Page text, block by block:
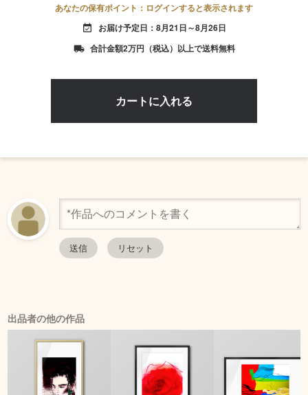
あなたの保有ポイント：ログインすると表示されます
event_available お届け予定日：8月21日～8月26日
local_shipping 合計金額2万円（税込）以上で送料無料
出品者の他の作品